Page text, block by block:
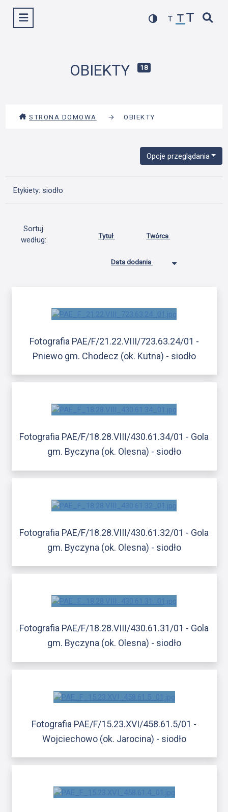
Wyświetl menu
OBIEKTY 18
STRONA DOMOWA → OBIEKTY
Opcje przeglądania
Etykiety: siodło
Sortuj
według:
Tytuł Twórca
Data dodania
Fotografia PAE/F/21.22.VIII/723.63.24/01 -
Pniewo gm. Chodecz (ok. Kutna) - siodło
Fotografia PAE/F/18.28.VIII/430.61.34/01 - Gola
gm. Byczyna (ok. Olesna) - siodło
Fotografia PAE/F/18.28.VIII/430.61.32/01 - Gola
gm. Byczyna (ok. Olesna) - siodło
Fotografia PAE/F/18.28.VIII/430.61.31/01 - Gola
gm. Byczyna (ok. Olesna) - siodło
Fotografia PAE/F/15.23.XVI/458.61.5/01 -
Wojciechowo (ok. Jarocina) - siodło